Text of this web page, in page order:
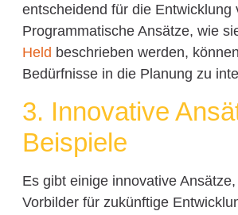
entscheidend für die Entwicklung
Programmatische Ansätze, wie
Held beschrieben werden,
Bedürfnisse in die Planung zu
3. Innovative
Beispiele
Es gibt einige innovative
Vorbilder für zukünftige